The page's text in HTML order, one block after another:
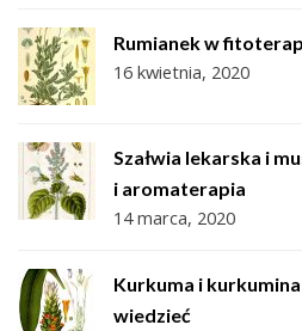
Rumianek w
16 kwietnia, 2020
Szałwia lekarska i
i aromaterapia
14 marca, 2020
Kurkuma i
wiedzieć